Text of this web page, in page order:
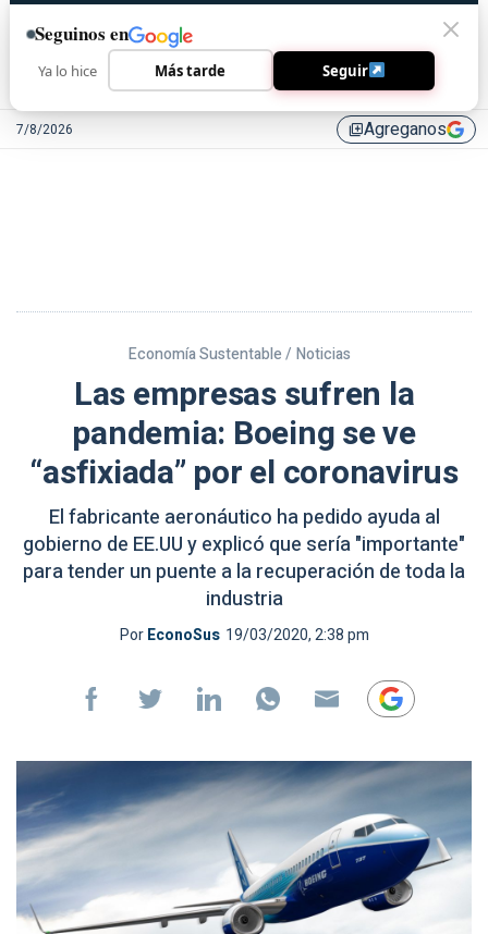
7/8/2026 library_addAgreganos
Economía Sustentable / Noticias
Las empresas sufren la
pandemia: Boeing se ve
“asfixiada” por el coronavirus
El fabricante aeronáutico ha pedido ayuda al
gobierno de EE.UU y explicó que sería "importante"
para tender un puente a la recuperación de toda la
industria
PorEconoSus 19/03/2020, 2:38 pm
Seguinos en
Ya lo hice Más tarde Seguir